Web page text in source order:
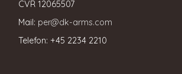
CVR 12065507
Mail: per@dk-arms.com
Telefon: +45 2234 2210